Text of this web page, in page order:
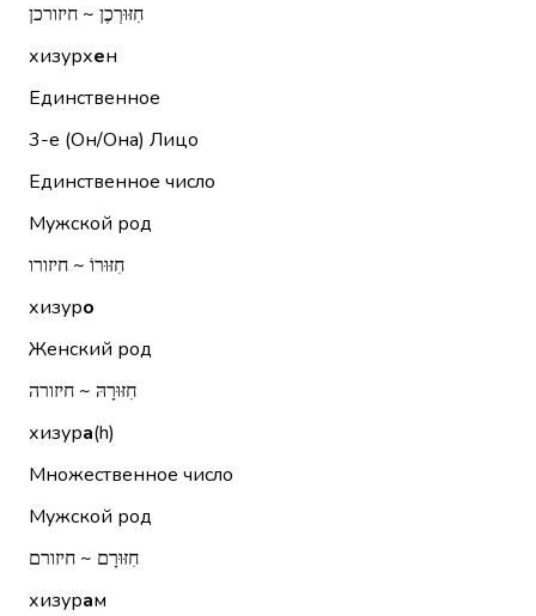
חִזּוּרְכֶן ~ חיזורכן
хизурхен
Единственное
3-е (Он/Она) Лицо
Единственное число
Мужской род
חִזּוּרוֹ ~ חיזורו
хизуро
Женский род
חִזּוּרָהּ ~ חיזורה
хизура(h)
Множественное число
Мужской род
חִזּוּרָם ~ חיזורם
хизурам